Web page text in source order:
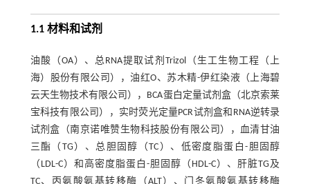
1.1 材料和试剂
油酸（OA）、总RNA提取试剂Trizol（生工生物工程（上
海）股份有限公司），油红O、苏木精-伊红染液（上海碧
云天生物技术有限公司），BCA蛋白定量试剂盒（北京索莱
宝科技有限公司），实时荧光定量PCR试剂盒和RNA逆转录
试剂盒（南京诺唯赞生物科技股份有限公司），血清甘油
三酯（TG）、总胆固醇（TC）、低密度脂蛋白-胆固醇
（LDL-C）和高密度脂蛋白-胆固醇（HDL-C）、肝脏TG及
TC、丙氨酸氨基转移酶（ALT）、门冬氨酸氨基转移酶